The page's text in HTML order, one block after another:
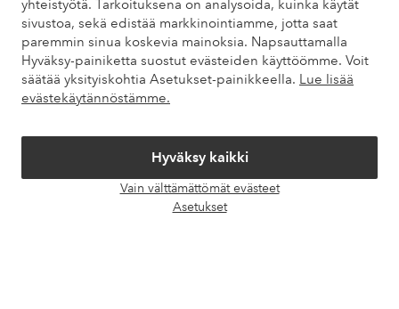
yhteistyötä. Tarkoituksena on analysoida, kuinka käytät
sivustoa, sekä edistää markkinointiamme, jotta saat
paremmin sinua koskevia mainoksia. Napsauttamalla
Hyväksy-painiketta suostut evästeiden käyttöömme. Voit
säätää yksityiskohtia Asetukset-painikkeella. Lue lisää
evästekäytännöstämme.
Hyväksy kaikki
Vain välttämättömät evästeet
Asetukset
Asiakaspalvelu Tilaukset Maksutavat
Omat sivut
Tietoa Elloksesta